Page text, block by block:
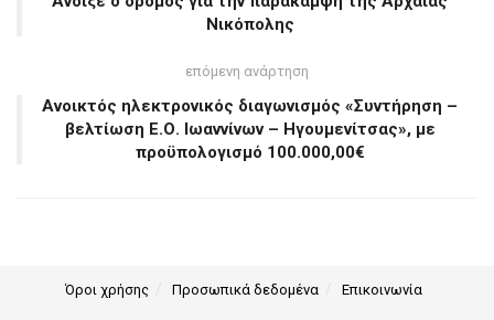
Νικόπολης
επόμενη ανάρτηση
Ανοικτός ηλεκτρονικός διαγωνισμός «Συντήρηση –
βελτίωση Ε.Ο. Ιωαννίνων – Ηγουμενίτσας», με
προϋπολογισμό 100.000,00€
Όροι χρήσης Προσωπικά δεδομένα Επικοινωνία